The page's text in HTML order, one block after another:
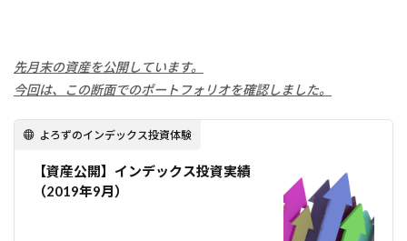
先月末の資産を公開しています。
今回は、この断面でのポートフォリオを確認しました。
よろずのインデックス投資体験
【資産公開】インデックス投資実績
（2019年9月）